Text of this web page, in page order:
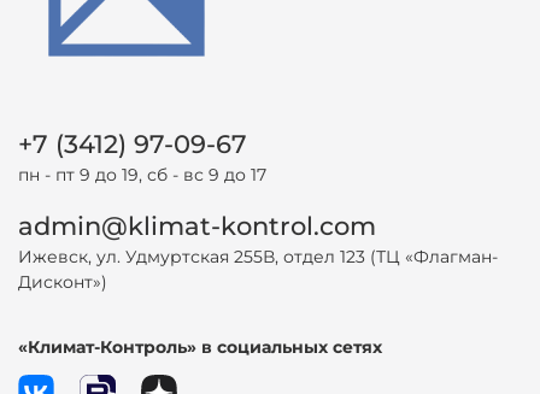
+7 (3412) 97-09-67
пн - пт 9 до 19, сб - вс 9 до 17
admin@klimat-kontrol.com
Ижевск, ул. Удмуртская 255В, отдел 123 (ТЦ «Флагман-
Дисконт»)
«Климат-Контроль» в социальных сетях